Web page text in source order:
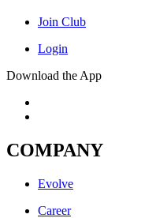
Join Club
Login
Download the App
COMPANY
Evolve
Career